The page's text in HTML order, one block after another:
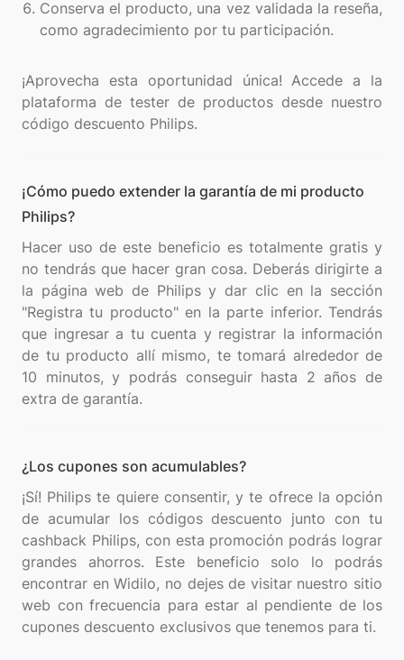
Conserva el producto, una vez validada la reseña,
como agradecimiento por tu participación.
¡Aprovecha esta oportunidad única! Accede a la
plataforma de tester de productos desde nuestro
¡Cómo puedo extender la garantía de mi producto
Philips?
Hacer uso de este beneficio es totalmente gratis y
no tendrás que hacer gran cosa. Deberás dirigirte a
la página web de Philips y dar clic en la sección
"Registra tu producto" en la parte inferior. Tendrás
que ingresar a tu cuenta y registrar la información
de tu producto allí mismo, te tomará alrededor de
10 minutos, y podrás conseguir hasta 2 años de
¿Los cupones son acumulables?
¡Sí! Philips te quiere consentir, y te ofrece la opción
de acumular los códigos descuento junto con tu
cashback Philips, con esta promoción podrás lograr
grandes ahorros. Este beneficio solo lo podrás
encontrar en Widilo, no dejes de visitar nuestro sitio
web con frecuencia para estar al pendiente de los
cupones descuento exclusivos que tenemos para ti.